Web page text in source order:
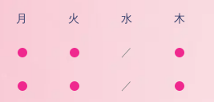
月 火 水 木
／
／